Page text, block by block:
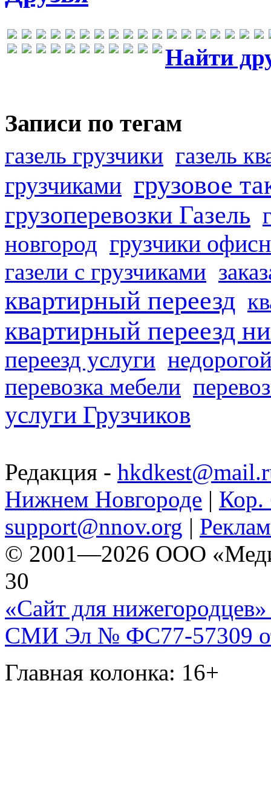
Найти
Записи по тегам
газель грузчики газель
грузчиками грузовое
грузоперевозки Газель
новгород грузчики
газели с грузчиками
квартирный переезд
квартирный переезд
переезд услуги
перевозка мебели
услуги Грузчиков
Редакция -
Нижнем Новгороде | Кор.
support@nnov.org |
© 2001—2026 ООО
30
«Сайт для нижегородцев»
СМИ Эл № ФС77-57309
Главная колонка: 16+